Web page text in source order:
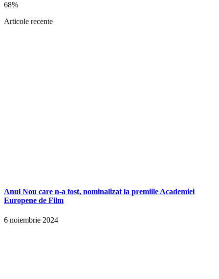
68%
Articole recente
Anul Nou care n-a fost, nominalizat la premiile Academiei
Europene de Film
6 noiembrie 2024